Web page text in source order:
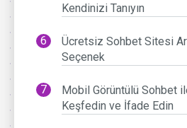
Kendinizi Tanıyın
Ücretsiz Sohbet Sitesi
Seçenek
Mobil Görüntülü Sohbet
Keşfedin ve İfade Edin